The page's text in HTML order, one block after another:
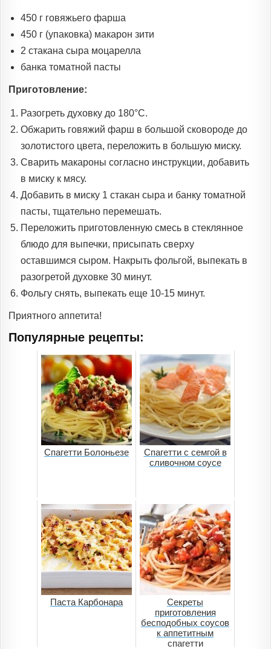
450 г говяжьего фарша
450 г (упаковка) макарон зити
2 стакана сыра моцарелла
банка томатной пасты
Приготовление:
Разогреть духовку до 180°C.
Обжарить говяжий фарш в большой сковороде до
золотистого цвета, переложить в большую миску.
Сварить макароны согласно инструкции, добавить
в миску к мясу.
Добавить в миску 1 стакан сыра и банку томатной
пасты, тщательно перемешать.
Переложить приготовленную смесь в стеклянное
блюдо для выпечки, присыпать сверху
оставшимся сыром. Накрыть фольгой, выпекать в
разогретой духовке 30 минут.
Фольгу снять, выпекать еще 10-15 минут.
Приятного аппетита!
Популярные рецепты:
Спагетти Болоньезе
Спагетти с семгой в
сливочном соусе
Паста Карбонара
Секреты
приготовления
бесподобных соусов
к аппетитным
спагетти